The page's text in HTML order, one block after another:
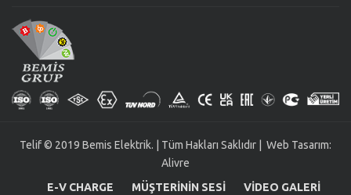
Telif © 2019 Bemis Elektrik. | Tüm Hakları Saklıdır | Web Tasarım:
Alivre
E-V CHARGE
MÜŞTERININ SESI VIDEO GALERI